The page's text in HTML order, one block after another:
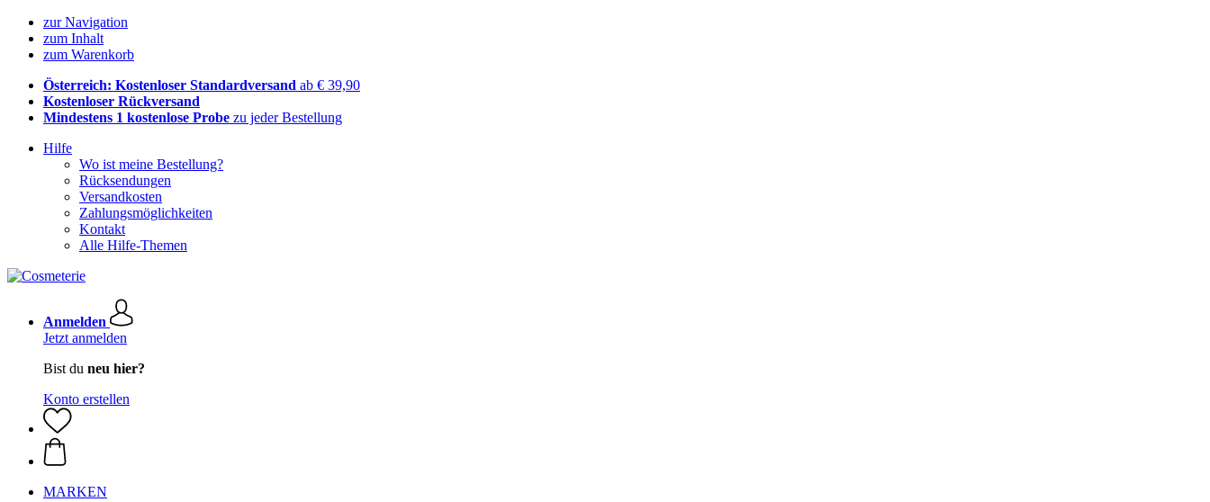
zur Navigation
zum Inhalt
zum Warenkorb
Österreich: Kostenloser Standardversand ab € 39,90
Kostenloser Rückversand
Mindestens 1 kostenlose Probe zu jeder Bestellung
Hilfe
Wo ist meine Bestellung?
Rücksendungen
Versandkosten
Zahlungsmöglichkeiten
Kontakt
Alle Hilfe-Themen
Anmelden
Jetzt anmelden
Bist du neu hier?
Konto erstellen
MARKEN